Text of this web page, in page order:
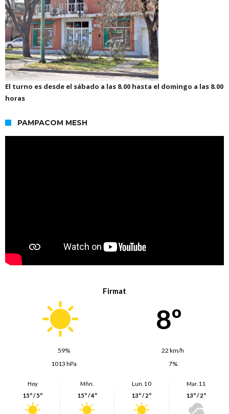
El turno es desde el sábado a las 8.00 hasta el domingo a las 8.00
horas
PAMPACOM MESH
Firmat
8º
59%
22 km/h
1013 hPa
7%
Hoy
15º / 5º
Mñn.
15º / 4º
Lun. 10
13º / 2º
Mar. 11
13º / 2º